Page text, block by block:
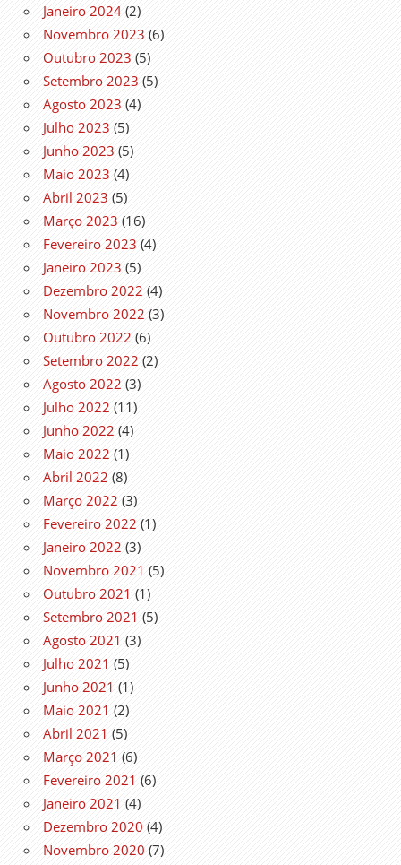
Janeiro 2024 (2)
Novembro 2023 (6)
Outubro 2023 (5)
Setembro 2023 (5)
Agosto 2023 (4)
Julho 2023 (5)
Junho 2023 (5)
Maio 2023 (4)
Abril 2023 (5)
Março 2023 (16)
Fevereiro 2023 (4)
Janeiro 2023 (5)
Dezembro 2022 (4)
Novembro 2022 (3)
Outubro 2022 (6)
Setembro 2022 (2)
Agosto 2022 (3)
Julho 2022 (11)
Junho 2022 (4)
Maio 2022 (1)
Abril 2022 (8)
Março 2022 (3)
Fevereiro 2022 (1)
Janeiro 2022 (3)
Novembro 2021 (5)
Outubro 2021 (1)
Setembro 2021 (5)
Agosto 2021 (3)
Julho 2021 (5)
Junho 2021 (1)
Maio 2021 (2)
Abril 2021 (5)
Março 2021 (6)
Fevereiro 2021 (6)
Janeiro 2021 (4)
Dezembro 2020 (4)
Novembro 2020 (7)